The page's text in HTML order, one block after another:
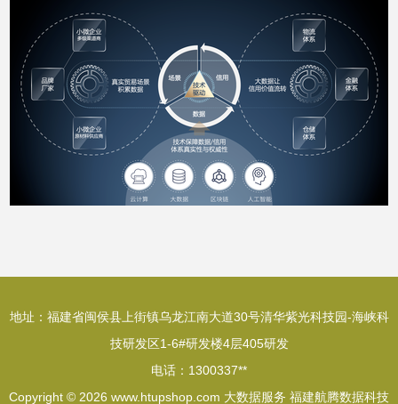
地址：福建省闽侯县上街镇乌龙江南大道30号清华紫光科技园-海峡科
技研发区1-6#研发楼4层405研发
电话：1300337**
Copyright © 2026 www.htupshop.com 大数据服务 福建航腾数据科技